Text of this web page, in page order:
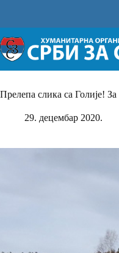
Прелепа слика са Голије!
29. децембар 2020.